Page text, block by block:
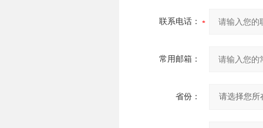
联系电话：
常用邮箱：
省份：